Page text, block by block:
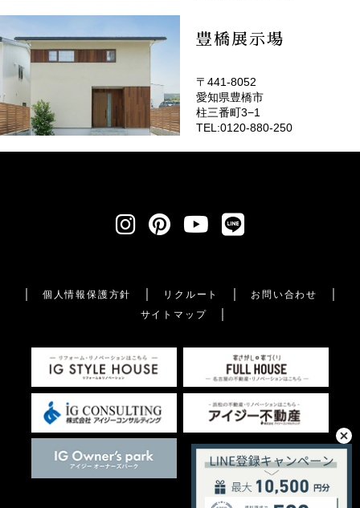
豊橋展示場
〒441-8052
愛知県豊橋市
柱三番町3−1
TEL:0120-880-250
個人情報保護方針 リクルート
お問い合わせ
サイトマップ